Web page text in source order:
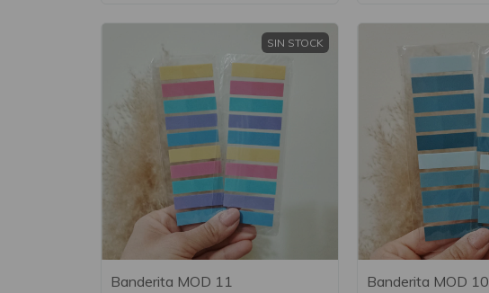
SIN STOCK
Banderita MOD 11 Banderita MOD 10